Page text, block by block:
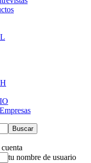
tu nombre de usuario